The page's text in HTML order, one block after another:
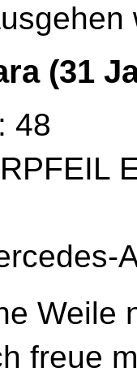
(31
48
Weile
freue